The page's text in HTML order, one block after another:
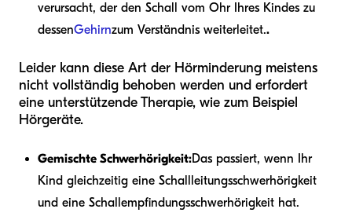
verursacht, der den Schall vom Ohr Ihres Kindes zu
dessenGehirnzum Verständnis weiterleitet..
Leider kann diese Art der Hörminderung meistens
nicht vollständig behoben werden und erfordert
eine unterstützende Therapie, wie zum Beispiel
Hörgeräte.
Gemischte Schwerhörigkeit:Das passiert, wenn Ihr
Kind gleichzeitig eine Schallleitungsschwerhörigkeit
und eine Schallempfindungsschwerhörigkeit hat.